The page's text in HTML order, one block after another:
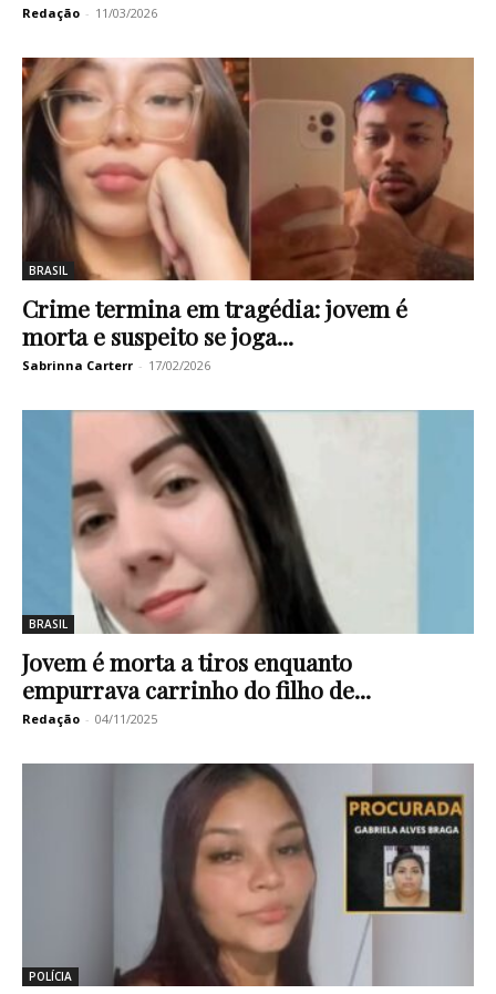
Redação - 11/03/2026
BRASIL
Crime termina em tragédia: jovem é
morta e suspeito se joga...
Sabrinna Carterr - 17/02/2026
BRASIL
Jovem é morta a tiros enquanto
empurrava carrinho do filho de...
Redação - 04/11/2025
POLÍCIA